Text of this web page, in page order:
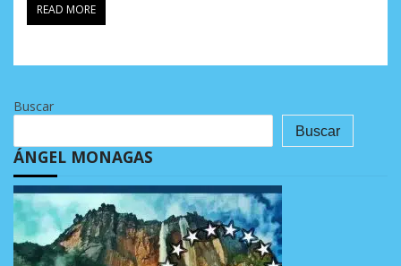
READ MORE
Buscar
Buscar
ÁNGEL MONAGAS